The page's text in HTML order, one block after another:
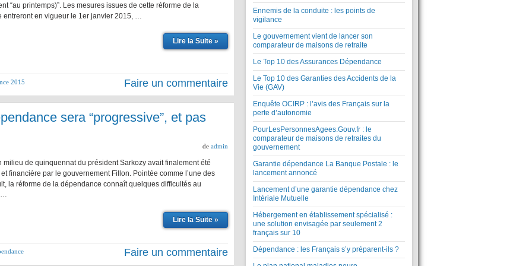
“au printemps)”. Les mesures issues de cette réforme de la
entreront en vigueur le 1er janvier 2015, …
Lire la Suite »
2015 Faire un commentaire
sera “progressive”, et pas
de admin
de quinquennat du président Sarkozy avait finalement été
financière par le gouvernement Fillon. Pointée comme l’une des
la réforme de la dépendance connaît quelques difficultés au
…
Lire la Suite »
Faire un commentaire
Ennemis de la conduite : les points de
vigilance
Le gouvernement vient de lancer son
comparateur de maisons de retraite
Le Top 10 des Assurances Dépendance
Le Top 10 des Garanties des Accidents de la
Vie (GAV)
Enquête OCIRP : l’avis des Français sur la
perte d’autonomie
PourLesPersonnesAgees.Gouv.fr : le
comparateur de maisons de retraites du
gouvernement
Garantie dépendance La Banque Postale : le
lancement annoncé
Lancement d’une garantie dépendance chez
Intériale Mutuelle
Hébergement en établissement spécialisé :
une solution envisagée par seulement 2
français sur 10
Dépendance : les Français s’y préparent-ils ?